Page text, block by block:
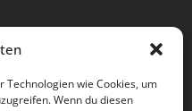
wie Cookies, um
Wenn du diesen